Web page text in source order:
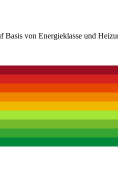
von Energieklasse und